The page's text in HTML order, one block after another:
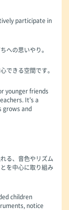
participate in
への思いやり。
できる空間です。
younger friends
It's a
grows and
る、音色やリズム
を中心に取り組み
children
notice